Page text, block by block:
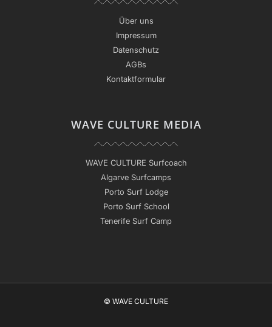
Über uns
Impressum
Datenschutz
AGBs
Kontaktformular
WAVE CULTURE MEDIA
WAVE CULTURE Surfcoach
Algarve Surfcamps
Porto Surf Lodge
Porto Surf School
Tenerife Surf Camp
© WAVE CULTURE